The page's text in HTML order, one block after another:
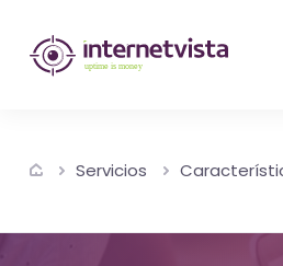
Monitorización
de
control
sitio
Servicios